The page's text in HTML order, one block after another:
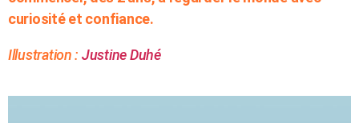
curiosité et confiance.
Illustration : Justine Duhé